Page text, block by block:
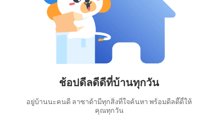
ช้อปดีลดีดีที่บ้านทุกวัน
อยู่บ้านนะคนดี ลาซาด้ามีทุกสิ่งที่ใจค้นหา พร้อมดีลดี๊ดี้ให้
คุณทุกวัน